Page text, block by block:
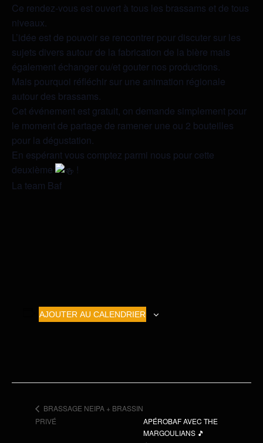
Ce rendez-vous est ouvert à tous les brassams et de tous
niveaux.
L’idée est de pouvoir se rencontrer pour discuter sur les
sujets divers autour de la fabrication de la bière mais
également échanger ou/et gouter nos productions.
Mais pourquoi réfléchir sur une animation régionale
autour des brassams.
Cet événement est gratuit, on demande simplement pour
le moment de partage de ramener une ou 2 bouteilles
pour la dégustation.
En espérant vous comptez parmi nous pour cette
deuxième
!
La team Baf
AJOUTER AU CALENDRIER
BRASSAGE NEIPA + BRASSIN
PRIVÉ
APÉROBAF AVEC THE
MARGOULIANS 🎵